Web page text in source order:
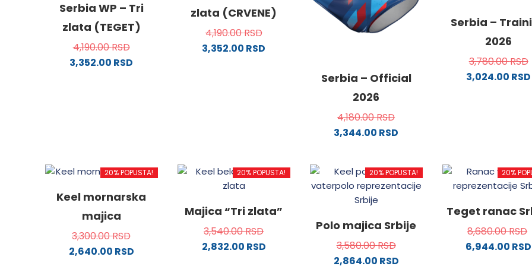
Serbia WP – Tri
zlata (TEGET)
4,190.00RSD
3,352.00 RSD
biti
izabrane
stranici
proizvoda.
zlata (CRVENE)
4,190.00RSD
3,352.00 RSD
izabrane
na
stranici
Serbia – Official
2026
4,180.00RSD
3,344.00 RSD
ima
više
varijanti.
Opcije
mogu
biti
izabrane
Serbia –
2026
3,780.00RSD
3,024.00 RSD
mogu
biti
stranici
20% POPUSTA!
Keel mornarska
majica
3,300.00RSD
2,640.00 RSD
20% POPUSTA!
Majica “Tri zlata”
3,540.00RSD
2,832.00 RSD
20% POPUSTA!
Polo majica Srbije
3,580.00RSD
2,864.00 RSD
20%
Teget ranac
8,680.00RSD
6,944.00 RSD